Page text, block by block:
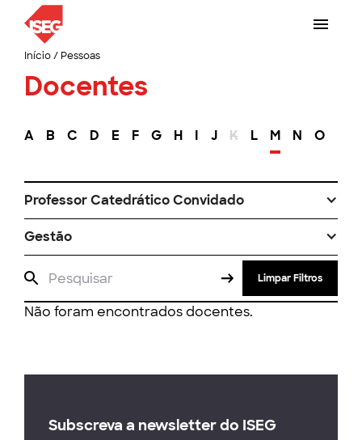
Início/ Pessoas
Docentes
A B C D E F G H I J K L M N O
Professor Catedrático Convidado
Gestão
Limpar Filtros
Não foram encontrados docentes.
Subscreva a newsletter do ISEG